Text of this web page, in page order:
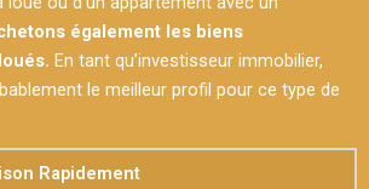
également les biens
En tant qu’investisseur immobilier,
le meilleur profil pour ce type de
Rapidement